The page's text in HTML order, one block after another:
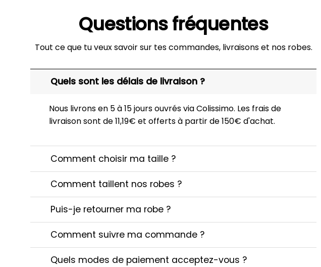
Questions fréquentes
Tout ce que tu veux savoir sur tes commandes, livraisons et nos robes.
Quels sont les délais de livraison ?
Nous livrons en 5 à 15 jours ouvrés via Colissimo. Les frais de
livraison sont de 11,19€ et offerts à partir de 150€ d'achat.
Comment choisir ma taille ?
Comment taillent nos robes ?
Puis-je retourner ma robe ?
Comment suivre ma commande ?
Quels modes de paiement acceptez-vous ?